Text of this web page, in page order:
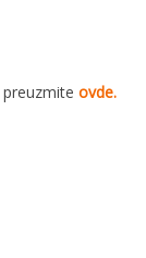
preuzmite ovde.